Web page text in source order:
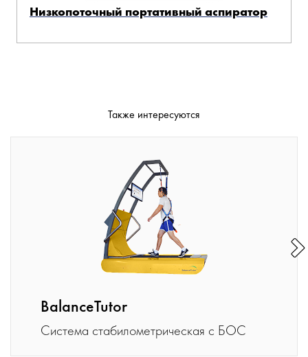
Низкопоточный портативный аспиратор
Также интересуются
BalanceTutor
Система стабилометрическая с БОС